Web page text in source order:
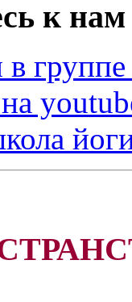
к нам